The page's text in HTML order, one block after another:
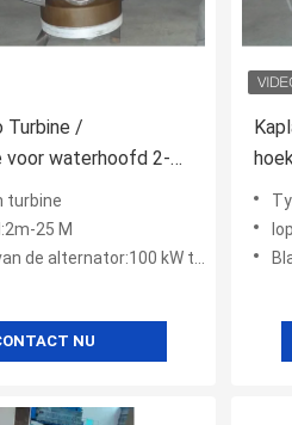
Turbine /
voor waterhoofd 2-
100KW-1000KW
turbine
25 M
alternator:100 kW tot 1000 kW
NU